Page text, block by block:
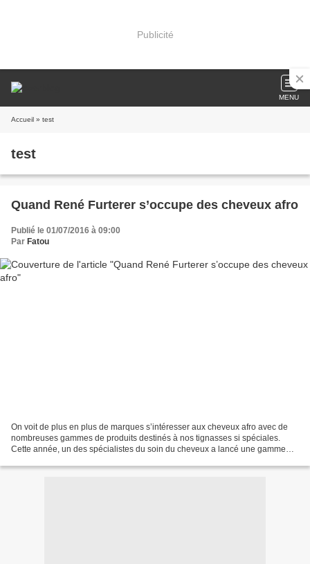
Publicité
MENU
Accueil » test
test
Quand René Furterer s’occupe des cheveux afro
Publié le 01/07/2016 à 09:00
Par Fatou
On voit de plus en plus de marques s’intéresser aux cheveux afro avec de
nombreuses gammes de produits destinés à nos tignasses si spéciales.
Cette année, un des spécialistes du soin du cheveux a lancé une gamme